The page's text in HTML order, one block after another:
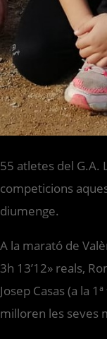
55 atletes del G.A.
competicions
diumenge.
A la marató de
3h 13’12» reals,
Josep Casas (a la
milloren les seves